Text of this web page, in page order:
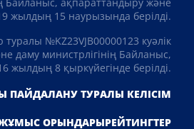
жылдың 15 наурызында берілді.
№KZ23VJB00000123 куәлік
даму министрлігінің Байланыс,
жылдың 8 қыркүйегінде берілді.
ПАЙДАЛАНУ ТУРАЛЫ КЕЛІСІМ
ОРЫНДАРЫРЕЙТИНГТЕР